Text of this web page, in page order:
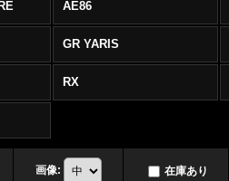
AE86
GR YARIS
RX
画像: 在庫あり